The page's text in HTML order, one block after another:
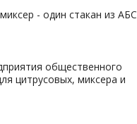
- один стакан из АБС
общественного
цитрусовых, миксера и